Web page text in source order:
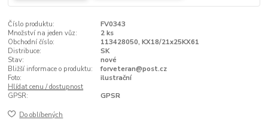
Číslo produktu:
FV0343
Množství na jeden vůz:
2 ks
Obchodní číslo:
113428050, KX18/21x25KX61
Distribuce:
SK
Stav:
nové
Bližší informace o produktu:
forveteran@post.cz
Foto:
ilustrační
Hlídat cenu / dostupnost
GPSR:
GPSR
Do oblíbených